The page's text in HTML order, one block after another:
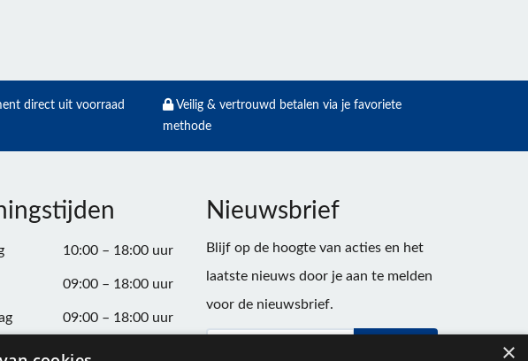
direct uit voorraad
Veilig & vertrouwd betalen via je favoriete
methode
10:00 – 18:00 uur
09:00 – 18:00 uur
09:00 – 18:00 uur
09:00 – 20:00 uur
Nieuwsbrief
Blijf op de hoogte van acties en het
laatste nieuws door je aan te melden
voor de nieuwsbrief.
×